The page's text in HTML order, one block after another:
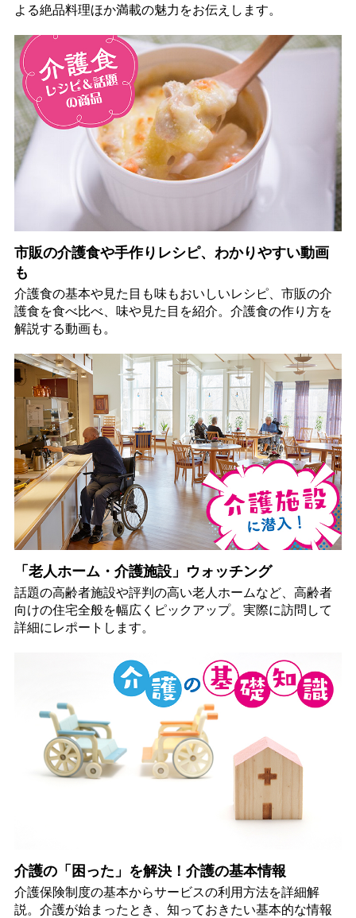
よる絶品料理ほか満載の魅力をお伝えします。
市販の介護食や手作りレシピ、わかりやすい動画
も
介護食の基本や見た目も味もおいしいレシピ、市販の介
護食を食べ比べ、味や見た目を紹介。介護食の作り方を
解説する動画も。
「老人ホーム・介護施設」ウォッチング
話題の高齢者施設や評判の高い老人ホームなど、高齢者
向けの住宅全般を幅広くピックアップ。実際に訪問して
詳細にレポートします。
介護の「困った」を解決！介護の基本情報
介護保険制度の基本からサービスの利用方法を詳細解
説。介護が始まったとき、知っておきたい基本的な情報